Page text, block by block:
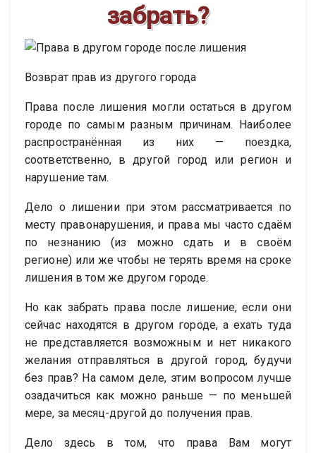
забрать?
Возврат прав из другого города
Права после лишения могли остаться в другом
городе по самым разным причинам. Наиболее
распространённая из них — поездка,
соответственно, в другой город или регион и
нарушение там.
Дело о лишении при этом рассматривается по
месту правонарушения, и права мы часто сдаём
по незнанию (из можно сдать и в своём
регионе) или же чтобы не терять время на сроке
лишения в том же другом городе.
Но как забрать права после лишение, если они
сейчас находятся в другом городе, а ехать туда
не представляется возможным и нет никакого
желания отправляться в другой город, будучи
без прав? На самом деле, этим вопросом лучше
озадачиться как можно раньше — по меньшей
мере, за месяц-другой до получения прав.
Дело здесь в том, что права Вам могут